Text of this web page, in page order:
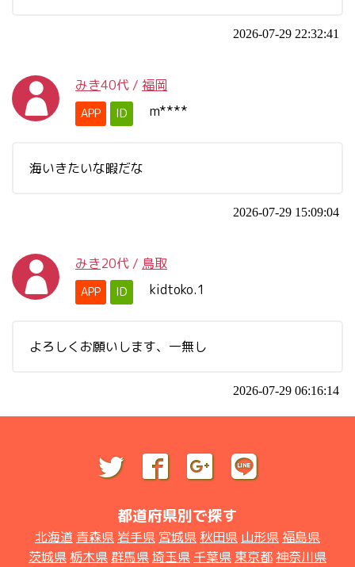
2026-07-29 22:32:41
みき40代 / 福岡
APP ID m****
海いきたいな暇だな
2026-07-29 15:09:04
みき20代 / 鳥取
APP ID kidtoko.1
よろしくお願いします、一無し
2026-07-29 06:16:14
都道府県別で探す
北海道 青森県 岩手県 宮城県 秋田県 山形県福島県
茨城県 栃木県群馬県埼玉県 千葉県 東京都神奈川県